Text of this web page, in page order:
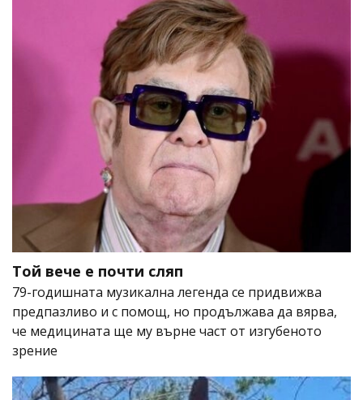
Той вече е почти сляп
79-годишната музикална легенда се придвижва
предпазливо и с помощ, но продължава да вярва,
че медицината ще му върне част от изгубеното
зрение